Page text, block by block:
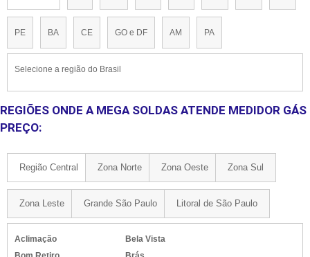
PE BA CE GO e DF AM PA
Selecione a região do Brasil
REGIÕES ONDE A MEGA SOLDAS ATENDE MEDIDOR GÁS
PREÇO:
Região Central Zona Norte Zona Oeste Zona Sul
Zona Leste Grande São Paulo Litoral de São Paulo
Aclimação
Bela Vista